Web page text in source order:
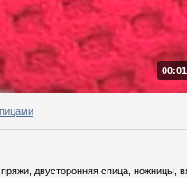
двусторонняя спица, ножницы,